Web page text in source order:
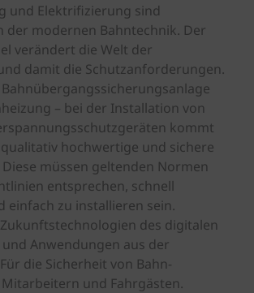
und Elektrifizierung sind
der modernen Bahntechnik. Der
verändert die Welt der
damit die Schutzanforderungen.
– bei der Installation von
kommt
hochwertige und sichere
müssen geltenden Normen
entsprechen, schnell
einfach zu installieren sein.
des digitalen
Anwendungen aus der
die Sicherheit von Bahn-
und Fahrgästen.